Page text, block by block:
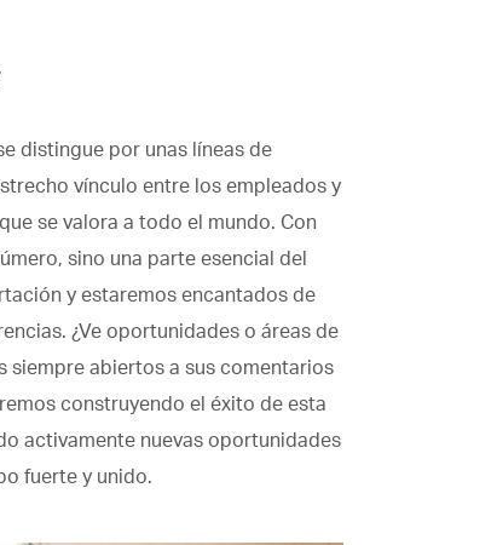
distingue por unas líneas de
vínculo entre los empleados y
se valora a todo el mundo. Con
sino una parte esencial del
y estaremos encantados de
¿Ve oportunidades o áreas de
siempre abiertos a sus comentarios
construyendo el éxito de esta
activamente nuevas oportunidades
fuerte y unido.